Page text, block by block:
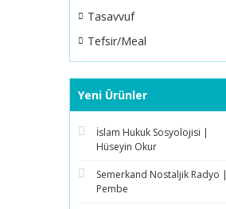
Tasavvuf
Tefsir/Meal
Yeni Ürünler
İslam Hukuk Sosyolojisi |
Hüseyin Okur
Semerkand Nostaljik Radyo |
Pembe